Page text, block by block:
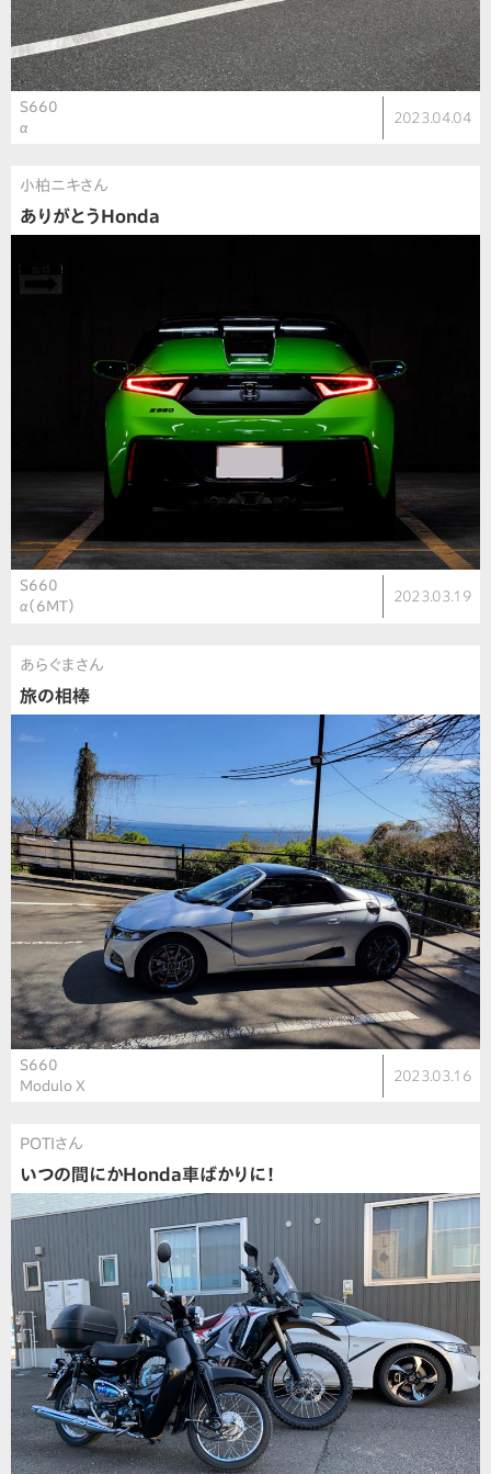
S660
α
2023.04.04
小柏ニキさん
ありがとうHonda
S660
α（6MT）
2023.03.19
あらぐまさん
旅の相棒
S660
Modulo X
2023.03.16
POTIさん
いつの間にかHonda車ばかりに！